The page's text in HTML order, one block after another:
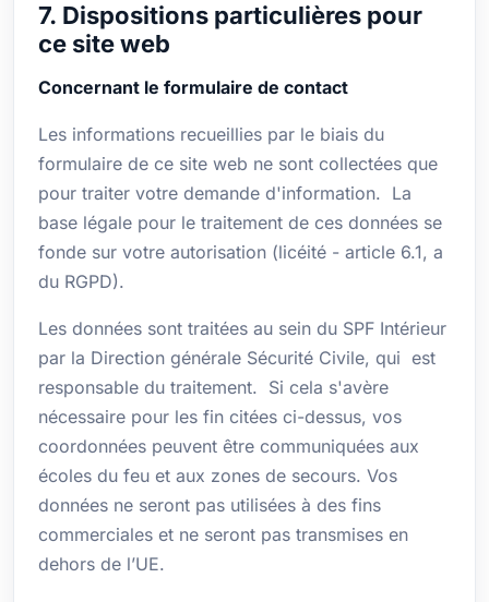
7. Dispositions particulières pour
ce site web
Concernant le formulaire de contact
Les informations recueillies par le biais du
formulaire de ce site web ne sont collectées que
pour traiter votre demande d'information. La
base légale pour le traitement de ces données se
fonde sur votre autorisation (licéité - article 6.1, a
du RGPD).
Les données sont traitées au sein du SPF Intérieur
par la Direction générale Sécurité Civile, qui est
responsable du traitement. Si cela s'avère
nécessaire pour les fin citées ci-dessus, vos
coordonnées peuvent être communiquées aux
écoles du feu et aux zones de secours. Vos
données ne seront pas utilisées à des fins
commerciales et ne seront pas transmises en
dehors de l’UE.